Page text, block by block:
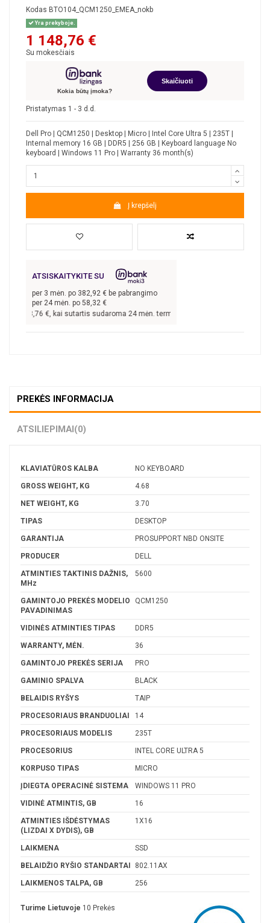
Kodas BTO104_QCM1250_EMEA_nokb
Yra prekyboje.
1 148,76 €
Su mokesčiais
Kokia būtų įmoka?
Skaičiuoti
Pristatymas 1 - 3 d.d.
Dell Pro | QCM1250 | Desktop | Micro | Intel Core Ultra 5 | 235T |
Internal memory 16 GB | DDR5 | 256 GB | Keyboard language No
keyboard | Windows 11 Pro | Warranty 36 month(s)
Į krepšelį
ATSISKAITYKITE SU
per 3 mėn. po 382,92 € be pabrangimo
per 24 mėn. po 58,32 €
1 148,76€, kai sutartis sudaroma 24 mėn. terminui, metinė palūkanų norma –
PREKĖS INFORMACIJA
ATSILIEPIMAI(0)
KLAVIATŪROS KALBA NO KEYBOARD
GROSS WEIGHT, KG 4.68
NET WEIGHT, KG 3.70
TIPAS DESKTOP
GARANTIJA PROSUPPORT NBD ONSITE
PRODUCER DELL
ATMINTIES TAKTINIS DAŽNIS,
MHz
5600
GAMINTOJO PREKĖS MODELIO
PAVADINIMAS
QCM1250
VIDINĖS ATMINTIES TIPAS DDR5
WARRANTY, MĖN. 36
GAMINTOJO PREKĖS SERIJA PRO
GAMINIO SPALVA BLACK
BELAIDIS RYŠYS TAIP
PROCESORIAUS BRANDUOLIAI 14
PROCESORIAUS MODELIS 235T
PROCESORIUS INTEL CORE ULTRA 5
KORPUSO TIPAS MICRO
ĮDIEGTA OPERACINĖ SISTEMA WINDOWS 11 PRO
VIDINĖ ATMINTIS, GB 16
ATMINTIES IŠDĖSTYMAS
(LIZDAI X DYDIS), GB
1X16
LAIKMENA SSD
BELAIDŽIO RYŠIO STANDARTAI 802.11AX
LAIKMENOS TALPA, GB 256
Turime Lietuvoje 10 Prekės